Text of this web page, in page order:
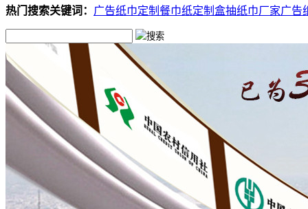
热门搜索关键词： 广告纸巾定制 餐巾纸定制 盒抽纸巾厂家广告